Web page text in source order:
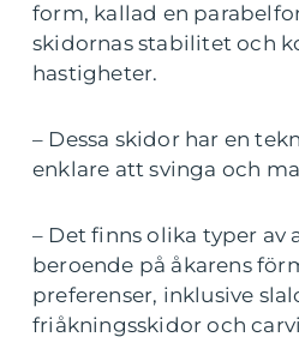
form, kallad en
skidornas stabilitet och
hastigheter.
– Dessa skidor har en
enklare att svinga och
– Det finns olika typer av
beroende på åkarens
preferenser, inklusive
friåkningsskidor och